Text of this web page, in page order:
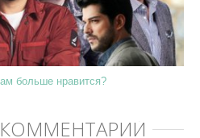
больше нравится?